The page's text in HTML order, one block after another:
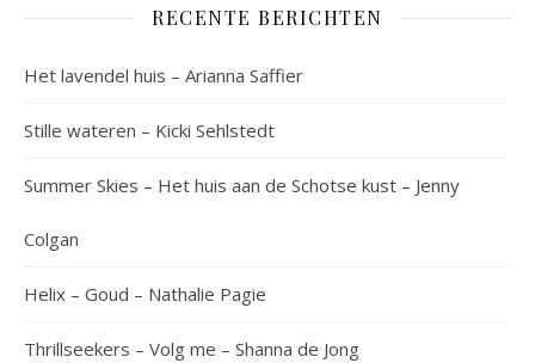
RECENTE BERICHTEN
Het lavendel huis – Arianna Saffier
Stille wateren – Kicki Sehlstedt
Summer Skies – Het huis aan de Schotse kust – Jenny
Colgan
Helix – Goud – Nathalie Pagie
Thrillseekers – Volg me – Shanna de Jong